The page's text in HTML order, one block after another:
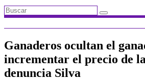
Ganaderos ocultan el
incrementar el precio de
denuncia Silva